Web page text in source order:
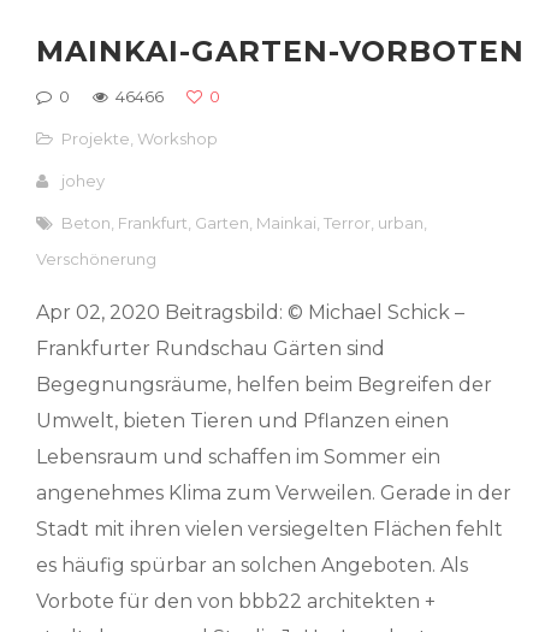
MAINKAI-GARTEN-VORBOTEN
0 46466 0
Projekte ,Workshop
johey
Beton Frankfurt Garten Mainkai ,Terror urban
Verschönerung
Apr 02, 2020 Beitragsbild: © Michael Schick –
Frankfurter Rundschau Gärten sind
Begegnungsräume, helfen beim Begreifen der
Umwelt, bieten Tieren und Pflanzen einen
Lebensraum und schaffen im Sommer ein
angenehmes Klima zum Verweilen. Gerade in der
Stadt mit ihren vielen versiegelten Flächen fehlt
es häufig spürbar an solchen Angeboten. Als
Vorbote für den von bbb22 architekten +